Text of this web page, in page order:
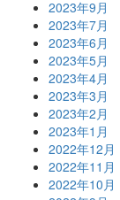
2023年9月
2023年7月
2023年6月
2023年5月
2023年4月
2023年3月
2023年2月
2023年1月
2022年12月
2022年11月
2022年10月